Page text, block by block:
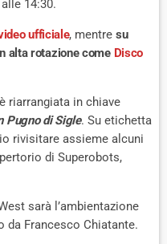
14:30.
ufficiale, mentresu
alta rotazione come Disco
riarrangiata in chiave
Pugno di Sigle. Su etichetta
rivisitare assieme alcuni
di Superobots,
sarà l’ambientazione
da Francesco Chiatante.